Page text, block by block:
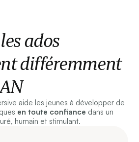
ados
différemment
aide les jeunes à développer de
en toute confiance dans un
humain et stimulant.